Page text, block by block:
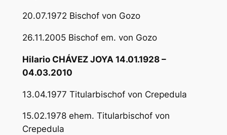
20.07.1972 Bischof von Gozo
26.11.2005 Bischof em. von Gozo
Hilario CHÁVEZ JOYA 14.01.1928 –
04.03.2010
13.04.1977 Titularbischof von Crepedula
15.02.1978 ehem. Titularbischof von
Crepedula